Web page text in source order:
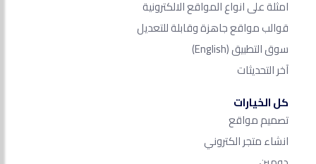
امثلة على انواع المواقع الالكترونية
قوالب مواقع جاهزة وقابلة للتعديل
سوق التطبيق(English)
آخر التحديثات
كل الخيارات
تصميم مواقع
انشاء متجر الكتروني